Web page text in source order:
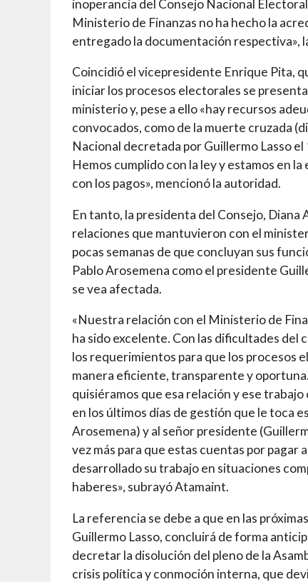
inoperancia del Consejo Nacional
Ministerio de Finanzas no ha hecho la
entregado la documentación respectiva»,
Coincidió el vicepresidente Enrique Pita,
iniciar los procesos electorales se
ministerio y, pese a ello «hay recursos
convocados, como de la muerte cruzada
Nacional decretada por Guillermo Lasso el
Hemos cumplido con la ley y estamos en la
con los pagos», mencionó la autoridad.
En tanto, la presidenta del Consejo, Diana
relaciones que mantuvieron con el
pocas semanas de que concluyan sus
Pablo Arosemena como el presidente
se vea afectada.
«Nuestra relación con el Ministerio de
ha sido excelente. Con las dificultades del
los requerimientos para que los procesos
manera eficiente, transparente y
quisiéramos que esa relación y ese
en los últimos días de gestión que le toca
Arosemena) y al señor presidente
vez más para que estas cuentas por pagar
desarrollado su trabajo en situaciones
haberes», subrayó Atamaint.
La referencia se debe a que en las
Guillermo Lasso, concluirá de forma
decretar la disolución del pleno de la
crisis política y conmoción interna, que